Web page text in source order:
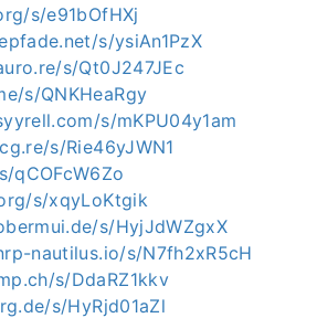
s/e91bOfHXj
s/ysiAn1PzX
s/Qt0J247JEc
s/QNKHeaRgy
s/mKPU04y1am
s/Rie46yJWN1
qCOFcW6Zo
s/xqyLoKtgik
s/HyjJdWZgxX
nautilus.io/s/N7fh2xR5cH
s/DdaRZ1kkv
s/HyRjd01aZl